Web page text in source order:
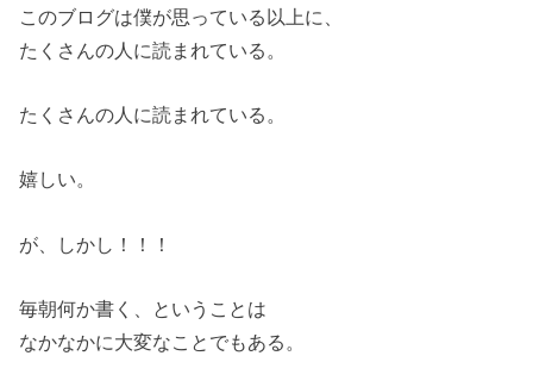
このブログは僕が思っている以上に、
たくさんの人に読まれている。
たくさんの人に読まれている。
嬉しい。
が、しかし！！！
毎朝何か書く、ということは
なかなかに大変なことでもある。